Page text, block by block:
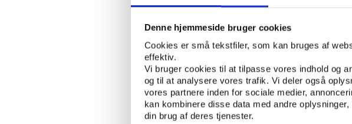
Denne hjemmeside bruger cookies
Cookies er små tekstfiler, som kan bruges af
effektiv.
Vi bruger cookies til at tilpasse vores indhold og
og til at analysere vores trafik. Vi deler også
vores partnere inden for sociale medier,
kan kombinere disse data med andre
din brug af deres tjenester.
Vi forestiller os, at du er i gang med en
f.eks. statskundskab, økonomi,
statistik og statistikprogrammer, men
Du er selvstændigt tænkende og
folkeoplysningens og idrættens rolle i
foreningslivet. Disse egenskaber får du
transskribering af interviews, hjælp med